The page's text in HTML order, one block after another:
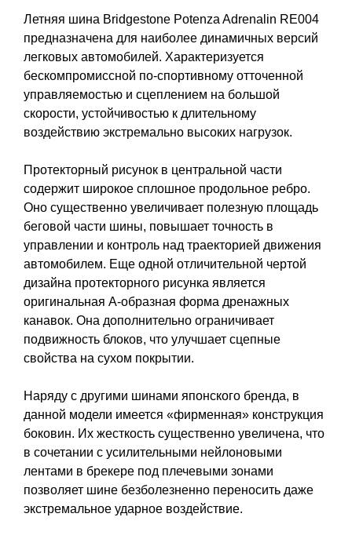
Летняя шина Bridgestone Potenza Adrenalin RE004
предназначена для наиболее динамичных версий
легковых автомобилей. Характеризуется
бескомпромиссной по-спортивному отточенной
управляемостью и сцеплением на большой
скорости, устойчивостью к длительному
воздействию экстремально высоких нагрузок.
Протекторный рисунок в центральной части
содержит широкое сплошное продольное ребро.
Оно существенно увеличивает полезную площадь
беговой части шины, повышает точность в
управлении и контроль над траекторией движения
автомобилем. Еще одной отличительной чертой
дизайна протекторного рисунка является
оригинальная А-образная форма дренажных
канавок. Она дополнительно ограничивает
подвижность блоков, что улучшает сцепные
свойства на сухом покрытии.
Наряду с другими шинами японского бренда, в
данной модели имеется «фирменная» конструкция
боковин. Их жесткость существенно увеличена, что
в сочетании с усилительными нейлоновыми
лентами в брекере под плечевыми зонами
позволяет шине безболезненно переносить даже
экстремальное ударное воздействие.